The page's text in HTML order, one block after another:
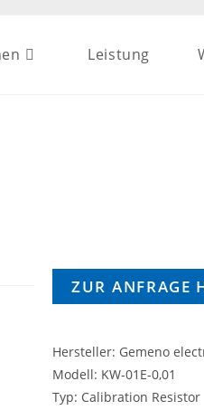
Leistung
ZUR ANFRAGE
Hersteller: Gemeno
Modell: KW-01E-0,01
Typ: Calibration Resistor